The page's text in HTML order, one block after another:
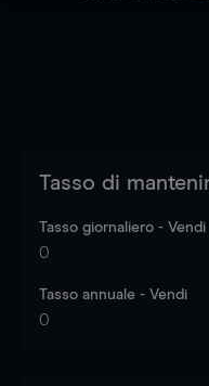
Tasso di
Tasso giornaliero - Vendi
0
Tasso annuale - Vendi
0